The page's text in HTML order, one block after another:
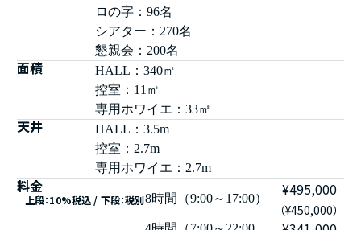
ロの字：96名
シアター：270名
懇親会：200名
面積
HALL：340㎡
控室：11㎡
専用ホワイエ：33㎡
天井
HALL：3.5m
控室：2.7m
専用ホワイエ：2.7m
料金
上段：10%税込 / 下段：税別8時間（9:00～17:00） ¥495,000
（¥450,000）